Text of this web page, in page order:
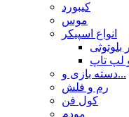
کیبورد
موس
انواع اسپیکر
بلوتوثی
و لپ تاپ
دسته بازی و...
رم و فلش
کول فن
مودم